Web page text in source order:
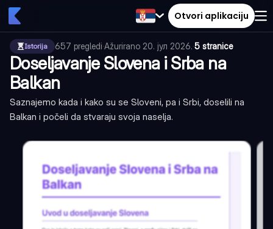
Otvori aplikaciju
Istorija 657 pregledi·Ažurirano 20. јул 2026.·5 stranice
Doseljavanje Slovena i Srba na
Balkan
Saznajemo kada i kako su se Sloveni, pa i Srbi, doselili na
Balkan i počeli da stvaraju svoja naselja.